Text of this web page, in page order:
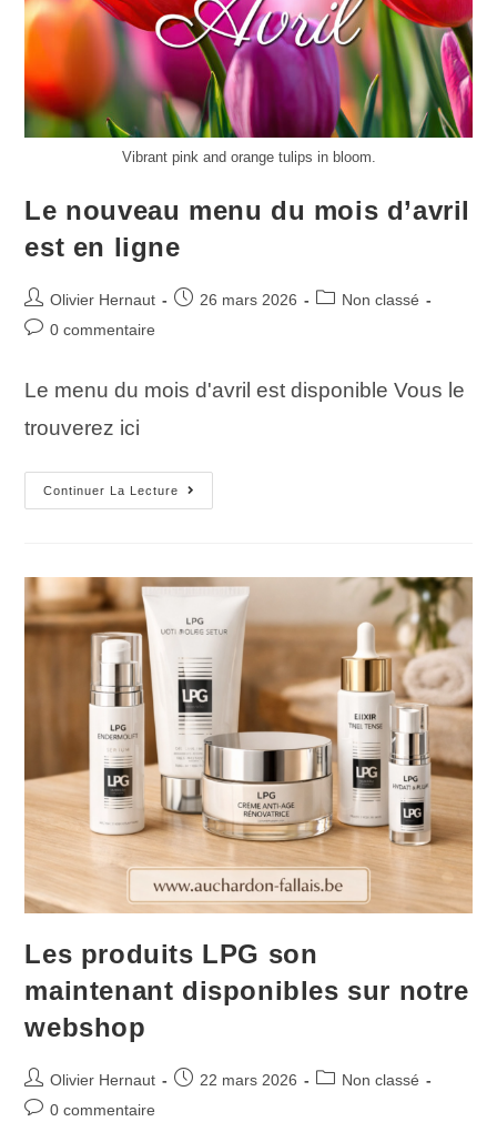
Vibrant pink and orange tulips in bloom.
Le nouveau menu du mois d’avril
est en ligne
Olivier Hernaut 26 mars 2026
Non classé
0 commentaire
Le menu du mois d'avril est disponible Vous le
trouverez ici
Continuer La Lecture
Les produits LPG son
maintenant disponibles sur notre
webshop
Olivier Hernaut 22 mars 2026
Non classé
0 commentaire